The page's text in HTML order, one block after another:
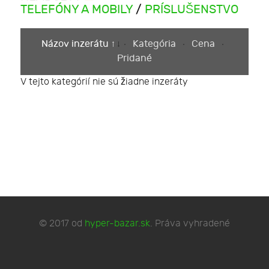
TELEFÓNY A MOBILY/ PRÍSLUŠENSTVO
Názov inzerátu Kategória
Cena
Pridané
V tejto kategórií nie sú žiadne inzeráty
© 2017 od hyper-bazar.sk. Práva vyhradené